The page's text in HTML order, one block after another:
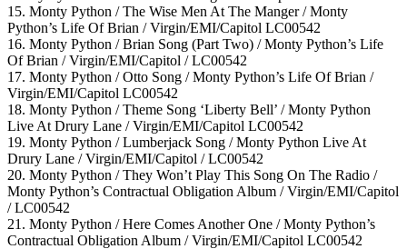
15. Monty Python / The Wise Men At The Manger / Monty
Python’s Life Of Brian / Virgin/EMI/Capitol LC00542
16. Monty Python / Brian Song (Part Two) / Monty Python’s Life
Of Brian / Virgin/EMI/Capitol / LC00542
17. Monty Python / Otto Song / Monty Python’s Life Of Brian /
Virgin/EMI/Capitol LC00542
18. Monty Python / Theme Song ‘Liberty Bell’ / Monty Python
Live At Drury Lane / Virgin/EMI/Capitol LC00542
19. Monty Python / Lumberjack Song / Monty Python Live At
Drury Lane / Virgin/EMI/Capitol / LC00542
20. Monty Python / They Won’t Play This Song On The Radio /
Monty Python’s Contractual Obligation Album / Virgin/EMI/Capitol
/ LC00542
21. Monty Python / Here Comes Another One / Monty Python’s
Contractual Obligation Album / Virgin/EMI/Capitol LC00542